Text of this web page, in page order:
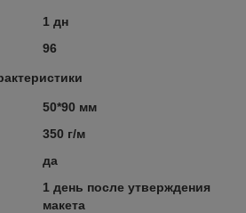
1 дн
96
50*90 мм
350 г/м
да
1 день после утверждения
макета